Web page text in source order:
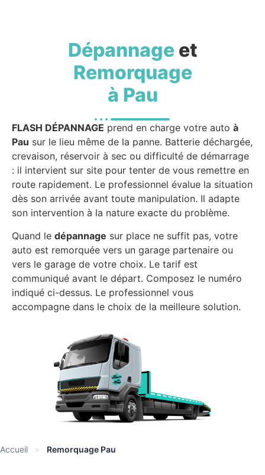
Dépannageet
Remorquage
à Pau
FLASH DÉPANNAGE prend en charge votre auto à
Pau sur le lieu même de la panne. Batterie déchargée,
crevaison, réservoir à sec ou difficulté de démarrage
: il intervient sur site pour tenter de vous remettre en
route rapidement. Le professionnel évalue la situation
dès son arrivée avant toute manipulation. Il adapte
son intervention à la nature exacte du problème.
Quand le dépannage sur place ne suffit pas, votre
auto est remorquée vers un garage partenaire ou
vers le garage de votre choix. Le tarif est
communiqué avant le départ. Composez le numéro
indiqué ci-dessus. Le professionnel vous
accompagne dans le choix de la meilleure solution.
Accueil » Remorquage Pau